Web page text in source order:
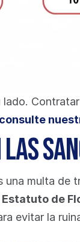
consulte
una multa de
Estatuto de
evitar la